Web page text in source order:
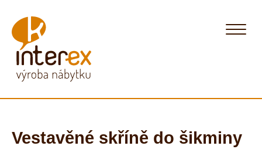
Vestavěné skříně do šikminy